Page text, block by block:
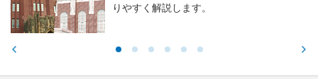
りやすく解説します。